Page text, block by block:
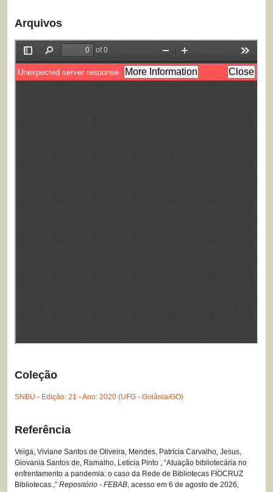
Arquivos
Coleção
SNBU - Edição: 21 - Ano: 2020 (UFG - Goiânia/GO)
Referência
Veiga, Viviane Santos de Oliveira, Mendes, Patrícia Carvalho, Jesus,
Giovania Santos de, Ramalho, Letícia Pinto , “Atuação bibliotecária no
enfrentamento a pandemia: o caso da Rede de Bibliotecas FIOCRUZ
Bibliotecas.,” Repositório - FEBAB, acesso em 6 de agosto de 2026,